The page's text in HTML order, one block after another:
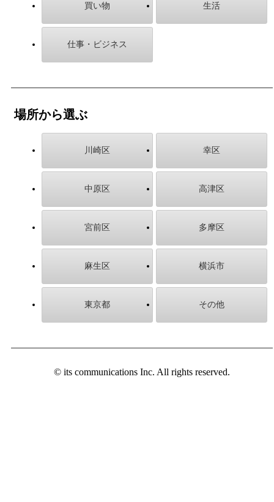
買い物 生活
仕事・ビジネス
場所から選ぶ
川崎区 幸区
中原区 高津区
宮前区 多摩区
麻生区 横浜市
東京都 その他
© its communications Inc. All rights reserved.